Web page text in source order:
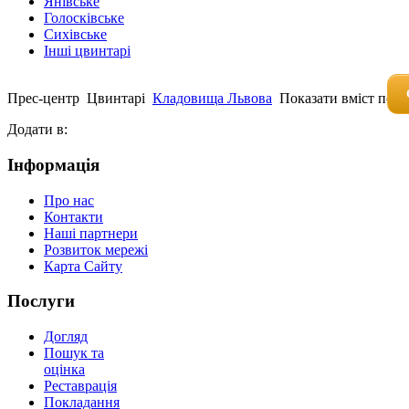
Голосківське
Сихівське
Інші цвинтарі
Прес-центр Цвинтарі Кладовища Львова Показати вміст по
Додати в:
Інформація
Про нас
Контакти
Наші партнери
Розвиток мережі
Карта Сайту
Послуги
Догляд
Пошук та
оцінка
Реставрація
Покладання